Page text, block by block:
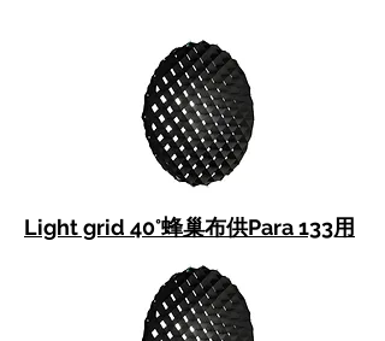
Light grid 40°蜂巢布供Para 133用